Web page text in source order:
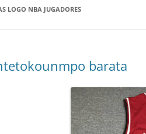
LOGO NBA JUGADORES
barata